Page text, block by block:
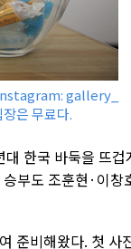
gallery_
은 무료다.
한국 바둑을 뜨겁
부도 조훈현·이창
준비해왔다. 첫 사